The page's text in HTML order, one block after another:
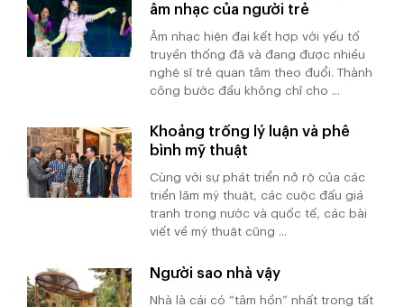
âm nhạc của người trẻ
Âm nhạc hiện đại kết hợp với yếu tố
truyền thống đã và đang được nhiều
nghệ sĩ trẻ quan tâm theo đuổi. Thành
công bước đầu không chỉ cho ...
Khoảng trống lý luận và phê
bình mỹ thuật
Cùng với sự phát triển nở rộ của các
triển lãm mỹ thuật, các cuộc đấu giá
tranh trong nước và quốc tế, các bài
viết về mỹ thuật cũng ...
Người sao nhà vậy
Nhà là cái có “tâm hồn” nhất trong tất